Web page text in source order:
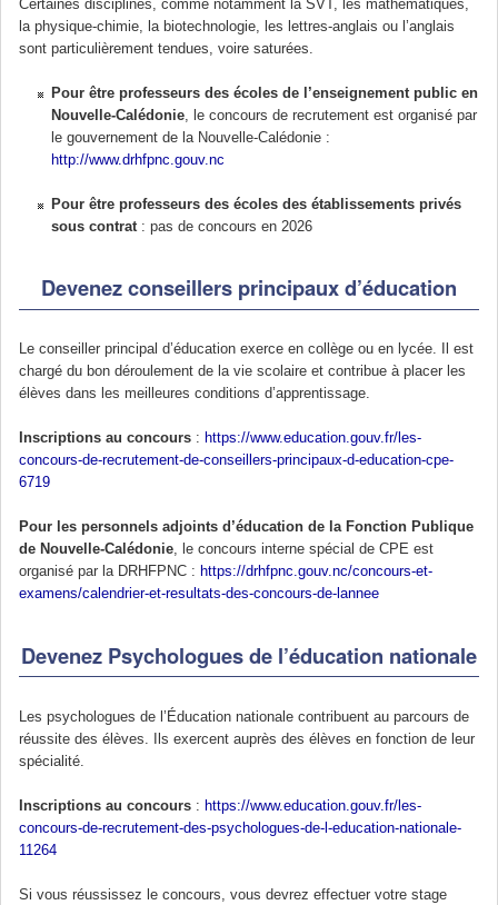
Certaines disciplines, comme notamment la SVT, les mathématiques,
la physique-chimie, la biotechnologie, les lettres-anglais ou l’anglais
sont particulièrement tendues, voire saturées.
Pour être professeurs des écoles de l’enseignement public en
Nouvelle-Calédonie, le concours de recrutement est organisé par
le gouvernement de la Nouvelle-Calédonie :
http://www.drhfpnc.gouv.nc
Pour être professeurs des écoles des établissements privés
sous contrat: pas de concours en 2026
Devenez conseillers principaux d’éducation
Le conseiller principal d’éducation exerce en collège ou en lycée. Il est
chargé du bon déroulement de la vie scolaire et contribue à placer les
élèves dans les meilleures conditions d’apprentissage.
Inscriptions au concours : https://www.education.gouv.fr/les-
concours-de-recrutement-de-conseillers-principaux-d-education-cpe-
6719
Pour les personnels adjoints d’éducation de la Fonction Publique
de Nouvelle-Calédonie, le concours interne spécial de CPE est
organisé par la DRHFPNC : https://drhfpnc.gouv.nc/concours-et-
examens/calendrier-et-resultats-des-concours-de-lannee
Devenez Psychologues de l’éducation nationale
Les psychologues de l’Éducation nationale contribuent au parcours de
réussite des élèves. Ils exercent auprès des élèves en fonction de leur
spécialité.
Inscriptions au concours : https://www.education.gouv.fr/les-
concours-de-recrutement-des-psychologues-de-l-education-nationale-
11264
Si vous réussissez le concours, vous devrez effectuer votre stage